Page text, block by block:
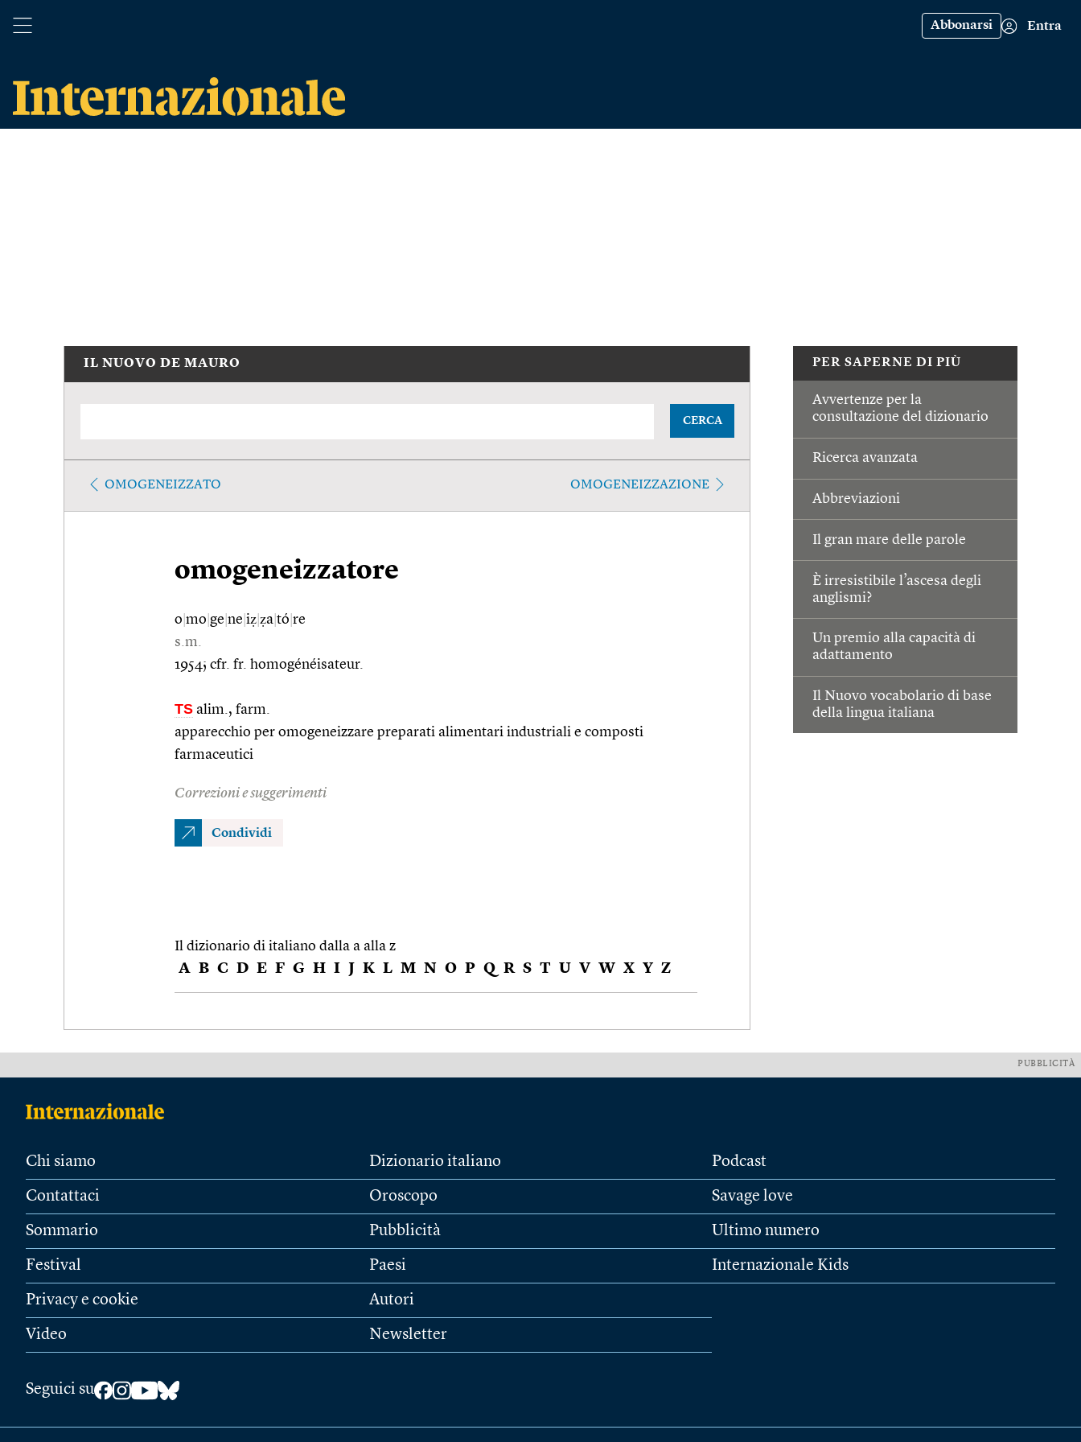
Abbonarsi Entra
PER SAPERNE DI PIÙ
Avvertenze per la
consultazione del dizionario
Ricerca avanzata
Abbreviazioni
Il gran mare delle parole
È irresistibile l’ascesa degli
anglismi?
Un premio alla capacità di
adattamento
Il Nuovo vocabolario di base
della lingua italiana
IL NUOVO DE MAURO
CERCA
OMOGENEIZZATO OMOGENEIZZAZIONE
omogeneizzatore
o mo ge ne iẓ ẓa tó re
s.m.
1954; cfr. fr. homogénéisateur.
TS alim., farm.
apparecchio per omogeneizzare preparati alimentari industriali e composti
farmaceutici
Correzioni e suggerimenti
Condividi
Il dizionario di italiano dalla a alla z
A B C D E F G H I J K L M N O P Q R S T U V W X Y Z
PUBBLICITÀ
Chi siamo
Contattaci
Sommario
Festival
Privacy e cookie
Video
Dizionario italiano
Oroscopo
Pubblicità
Paesi
Autori
Newsletter
Podcast
Savage love
Ultimo numero
Internazionale Kids
Seguici su